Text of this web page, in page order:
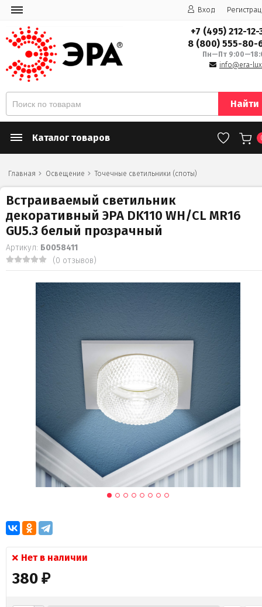
Вход
+7 (495) 212-12-
8 (800) 555-80-
Пн—Пт
info@era-
Найти
Каталог товаров
Главная Освещение Точечные светильники (споты)
Встраиваемый светильник
декоративный ЭРА DK110 WH/CL MR16
GU5.3 белый прозрачный
Артикул: Б0058411
(0 отзывов)
Нет в наличии
380 ₽